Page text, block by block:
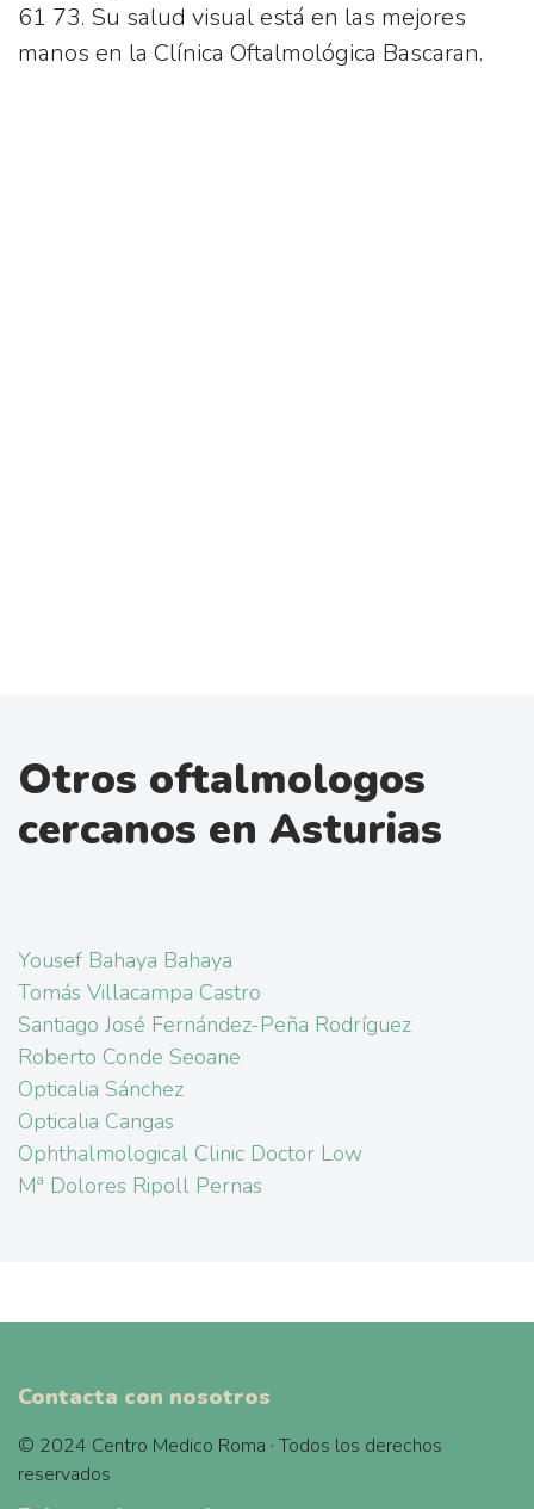
61 73. Su salud visual está en las mejores
manos en la Clínica Oftalmológica Bascaran.
Otros oftalmologos
cercanos en Asturias
Yousef Bahaya Bahaya
Tomás Villacampa Castro
Santiago José Fernández-Peña Rodríguez
Roberto Conde Seoane
Opticalia Sánchez
Opticalia Cangas
Ophthalmological Clinic Doctor Low
Mª Dolores Ripoll Pernas
Contacta con nosotros
© 2024 Centro Medico Roma · Todos los derechos
reservados